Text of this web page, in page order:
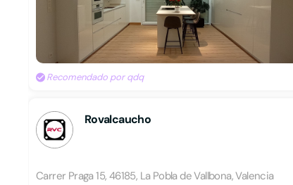
Recomendado por qdq
Rovalcaucho
Carrer Praga 15, 46185, La Pobla de Vallbona, Valencia